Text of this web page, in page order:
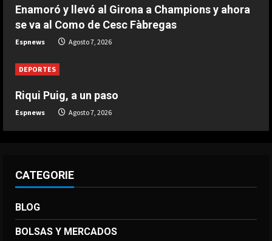
4
como fecha de culto por el triunfo
ante Inglaterra
Agosto 7, 2026
Turquía
Agosto 7, 2026
Enamoró y llevó al Girona a Champions y ahora
se va al Como de Cesc Fàbregas
Espnews Agosto 7, 2026
DEPORTES
Riqui Puig, a un paso
Espnews Agosto 7, 2026
CATEGORIE
BLOG
BOLSAS Y MERCADOS